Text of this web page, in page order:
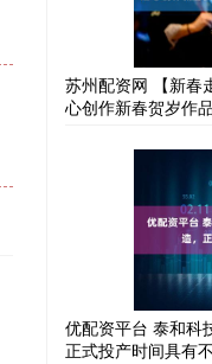
苏州配资网 【新春
心创作新春贺岁作
优配资平台 泰和科
正式投产时间具有